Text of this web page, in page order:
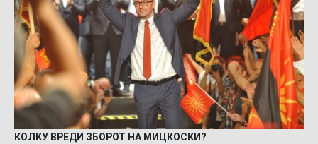
КОЛКУ ВРЕДИ ЗБОРОТ НА МИЦКОСКИ?